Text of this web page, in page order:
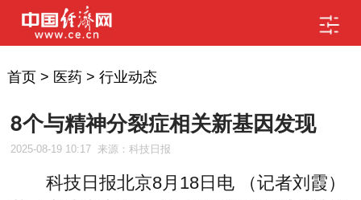
首页> 医药> 行业动态
8个与精神分裂症相关新基因发现
2025-08-19 10:17 来源：科技日报
科技日报北京8月18日电 （记者刘霞）